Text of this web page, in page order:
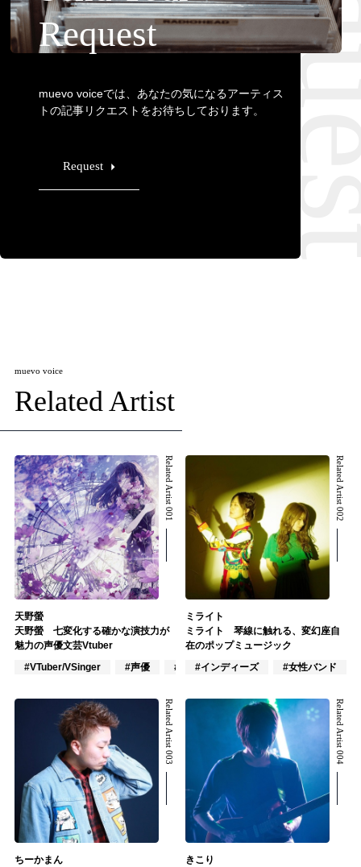
Request
muevo voiceでは、あなたの気になるアーティス
トの記事リクエストをお待ちしております。
Request
muevo voice
Related Artist
Related Artist 001
天野螢
天野螢 七変化する確かな演技力が
魅力の声優文芸Vtuber
#VTuber/VSinger
#声優 #アニメ/ゲーム
Related Artist 002
ミライト
ミライト 琴線に触れる、変幻座自
在のポップミュージック
#インディーズ
#女性バンド
Related Artist 003
ちーかまん
Related Artist 004
きこり